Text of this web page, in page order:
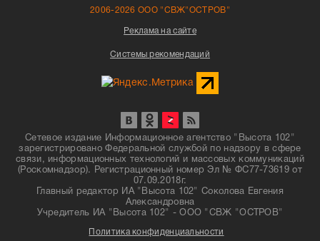
2006-2026 ООО "СВЖ"ОСТРОВ"
Реклама на сайте
Системы рекомендаций
Сетевое издание Информационное агентство "Высота 102"
зарегистрировано Федеральной службой по надзору в сфере
связи, информационных технологий и массовых коммуникаций
(Роскомнадзор). Регистрационный номер Эл № ФС77-73619 от
07.09.2018г.
Главный редактор ИА "Высота 102" Соколова Евгения
Александровна
Учредитель ИА "Высота 102" - ООО "СВЖ "ОСТРОВ"
Политика конфиденциальности